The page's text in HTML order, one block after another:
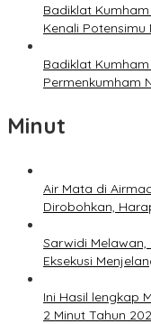
Badiklat Kumham
Kenali
Badiklat
Permenkumham
Minut
Air Mata di
Dirobohkan,
Sarwidi
Eksekusi
Ini Hasil lengkap
2 Minut Tahun